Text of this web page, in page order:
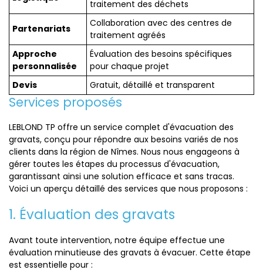
traitement des déchets
Partenariats
Collaboration avec des centres de
traitement agréés
Approche
personnalisée
Évaluation des besoins spécifiques
pour chaque projet
Devis
Gratuit, détaillé et transparent
Services proposés
LEBLOND TP offre un service complet d'évacuation des
gravats, conçu pour répondre aux besoins variés de nos
clients dans la région de Nîmes. Nous nous engageons à
gérer toutes les étapes du processus d'évacuation,
garantissant ainsi une solution efficace et sans tracas.
Voici un aperçu détaillé des services que nous proposons :
1. Évaluation des gravats
Avant toute intervention, notre équipe effectue une
évaluation minutieuse des gravats à évacuer. Cette étape
est essentielle pour :